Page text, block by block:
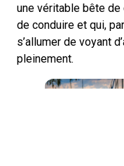
une véritable bête
de conduire et qui,
s’allumer de voyant
pleinement.